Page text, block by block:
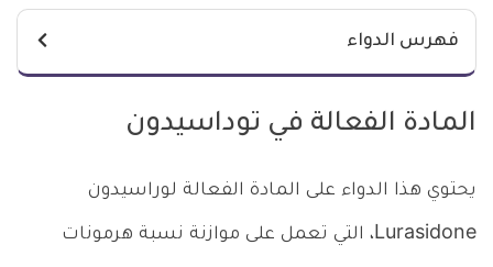
فهرس الدواء
المادة الفعالة في توداسيدون
يحتوي هذا الدواء على المادة الفعالة لوراسيدون
Lurasidone، التي تعمل على موازنة نسبة هرمونات